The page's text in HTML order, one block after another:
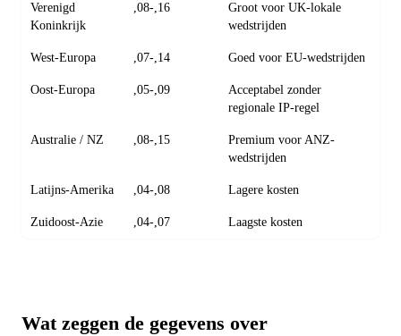
Verenigd
Koninkrijk
,08-,16
Groot voor UK-lokale
wedstrijden
West-Europa ,07-,14 Goed voor EU-wedstrijden
Oost-Europa ,05-,09
Acceptabel zonder
regionale IP-regel
Australie / NZ ,08-,15
Premium voor ANZ-
wedstrijden
Latijns-Amerika ,04-,08 Lagere kosten
Zuidoost-Azie ,04-,07 Laagste kosten
Wat zeggen de gegevens over